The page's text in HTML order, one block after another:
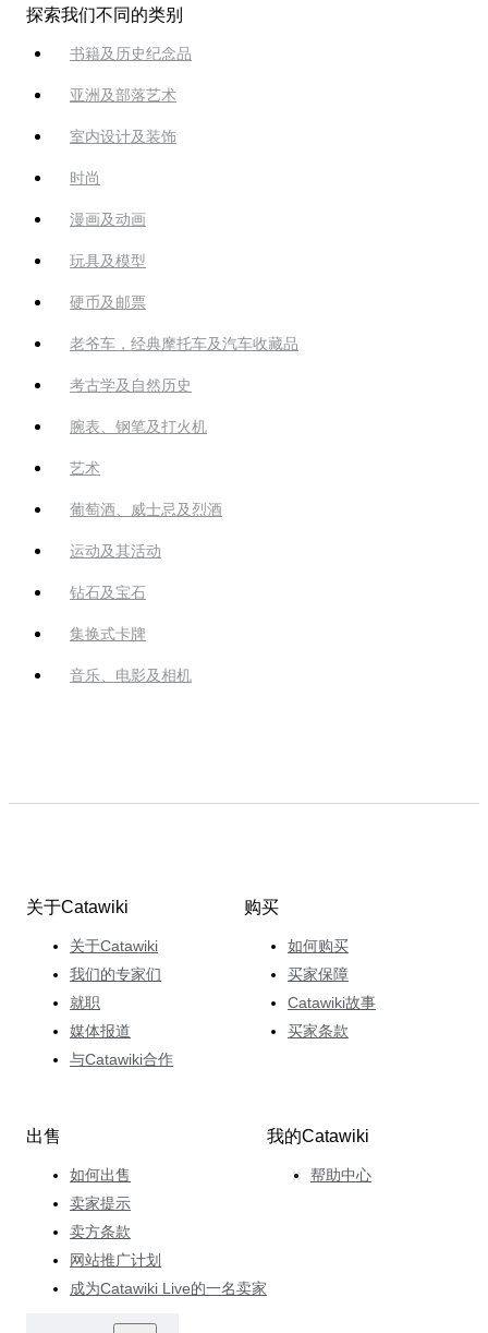
探索我们不同的类别
书籍及历史纪念品
亚洲及部落艺术
室内设计及装饰
时尚
漫画及动画
玩具及模型
硬币及邮票
老爷车，经典摩托车及汽车收藏品
考古学及自然历史
腕表、钢笔及打火机
艺术
葡萄酒、威士忌及烈酒
运动及其活动
钻石及宝石
集换式卡牌
音乐、电影及相机
关于Catawiki
关于Catawiki
我们的专家们
就职
媒体报道
与Catawiki合作
购买
如何购买
买家保障
Catawiki故事
买家条款
出售
如何出售
卖家提示
卖方条款
网站推广计划
成为Catawiki Live的一名卖家
我的Catawiki
帮助中心